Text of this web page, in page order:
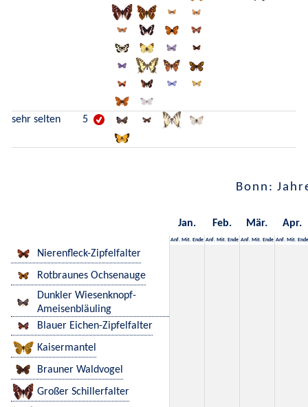
sehr selten 5
Bonn:
Jan. Feb. Mär. Apr.
Anf. Mit. Ende Anf. Mit. Ende Anf. Mit. Ende Anf. Mit. Ende
Nierenfleck-Zipfelfalter
Rotbraunes Ochsenauge
Dunkler Wiesenknopf-
Ameisenbläuling
Blauer Eichen-Zipfelfalter
Kaisermantel
Brauner Waldvogel
Großer Schillerfalter